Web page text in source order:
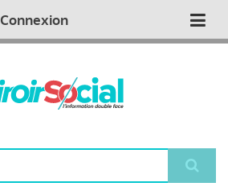
Connexion